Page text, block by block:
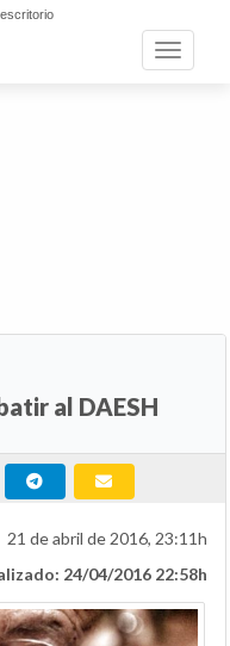
Toggle
al DAESH
21 de abril de 2016, 23:11h
24/04/2016 22:58h